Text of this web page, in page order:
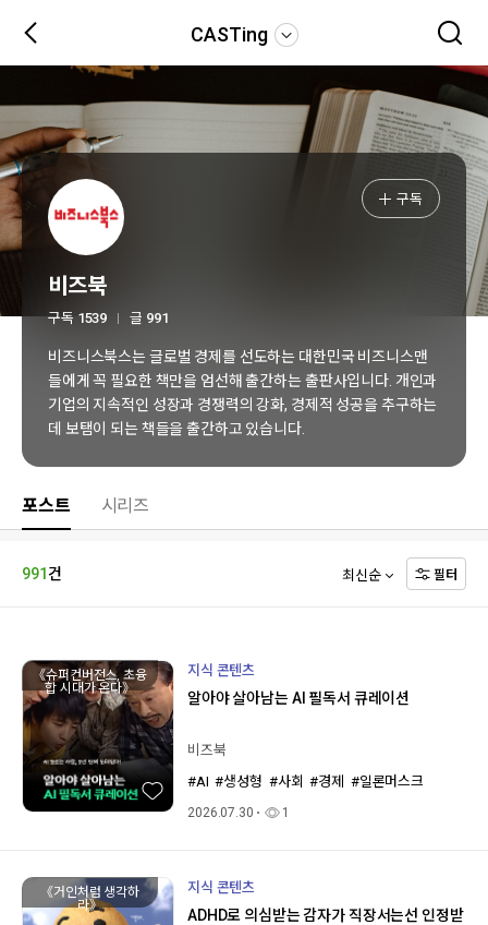
CASTing
비즈북
구독 1539 글 991
비즈니스북스는 글로벌 경제를 선도하는 대한민국 비즈니스맨
들에게 꼭 필요한 책만을 엄선해 출간하는 출판사입니다. 개인과
기업의 지속적인 성장과 경쟁력의 강화, 경제적 성공을 추구하는
데 보탬이 되는 책들을 출간하고 있습니다.
구독
포스트 시리즈
991 건 필터
《슈퍼컨버전스, 초융
합 시대가 온다》
지식 콘텐츠
알아야 살아남는 AI 필독서 큐레이션
비즈북
#AI #생성형 #사회 #경제 #일론머스크
2026.07.30 1
《거인처럼 생각하
라》
지식 콘텐츠
ADHD로 의심받는 감자가 직장서는선 인정받